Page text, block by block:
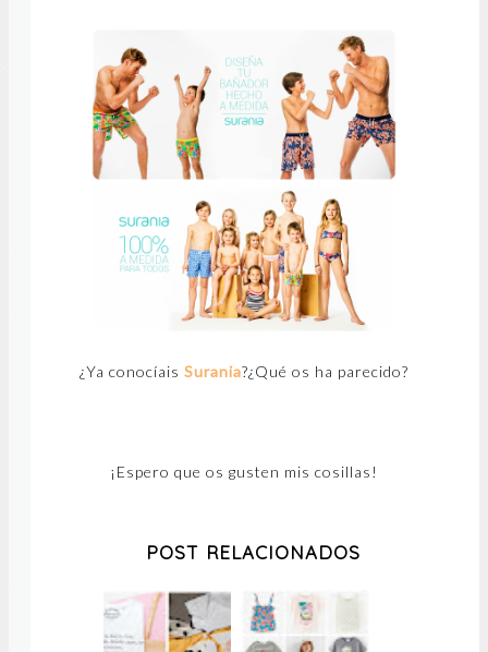
¿Ya conocíais Surania?¿Qué os ha parecido?
¡Espero que os gusten mis cosillas!
POST RELACIONADOS